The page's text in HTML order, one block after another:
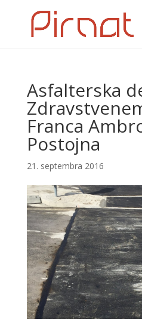
Asfalterska
Franca
Postojna
21. septembra 2016